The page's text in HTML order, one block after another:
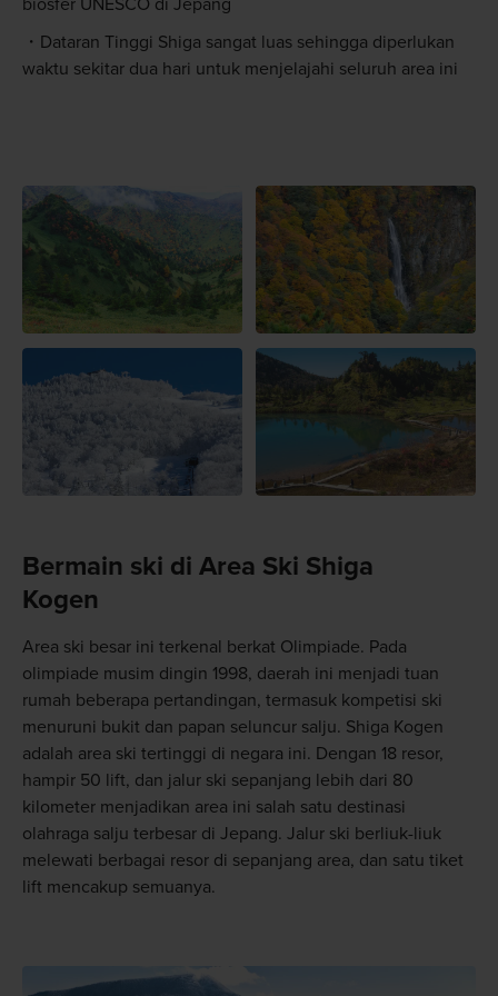
Dataran Tinggi Shiga sangat luas sehingga diperlukan
waktu sekitar dua hari untuk menjelajahi seluruh area ini
Bermain ski di Area Ski Shiga
Kogen
Area ski besar ini terkenal berkat Olimpiade. Pada
olimpiade musim dingin 1998, daerah ini menjadi tuan
rumah beberapa pertandingan, termasuk kompetisi ski
menuruni bukit dan papan seluncur salju. Shiga Kogen
adalah area ski tertinggi di negara ini. Dengan 18 resor,
hampir 50 lift, dan jalur ski sepanjang lebih dari 80
kilometer menjadikan area ini salah satu destinasi
olahraga salju terbesar di Jepang. Jalur ski berliuk-liuk
melewati berbagai resor di sepanjang area, dan satu tiket
lift mencakup semuanya.